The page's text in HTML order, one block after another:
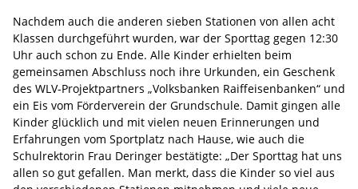
Nachdem auch die anderen sieben Stationen von allen acht
Klassen durchgeführt wurden, war der Sporttag gegen 12:30
Uhr auch schon zu Ende. Alle Kinder erhielten beim
gemeinsamen Abschluss noch ihre Urkunden, ein Geschenk
des WLV-Projektpartners „Volksbanken Raiffeisenbanken“ und
ein Eis vom Förderverein der Grundschule. Damit gingen alle
Kinder glücklich und mit vielen neuen Erinnerungen und
Erfahrungen vom Sportplatz nach Hause, wie auch die
Schulrektorin Frau Deringer bestätigte: „Der Sporttag hat uns
allen so gut gefallen. Man merkt, dass die Kinder so viel aus